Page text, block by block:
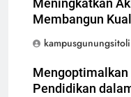
Meningkatkan
Membangun
kampusgunungsitoli
Mengoptimalkan
Pendidikan